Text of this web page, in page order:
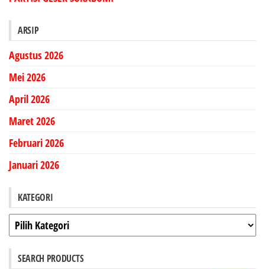
ARSIP
Agustus 2026
Mei 2026
April 2026
Maret 2026
Februari 2026
Januari 2026
KATEGORI
Kategori
SEARCH PRODUCTS